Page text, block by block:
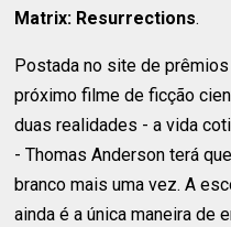
Matrix: Resurrections.
Postada no site de
próximo filme de ficção
duas realidades - a vida
- Thomas Anderson terá
branco mais uma vez. A
ainda é a única maneira de